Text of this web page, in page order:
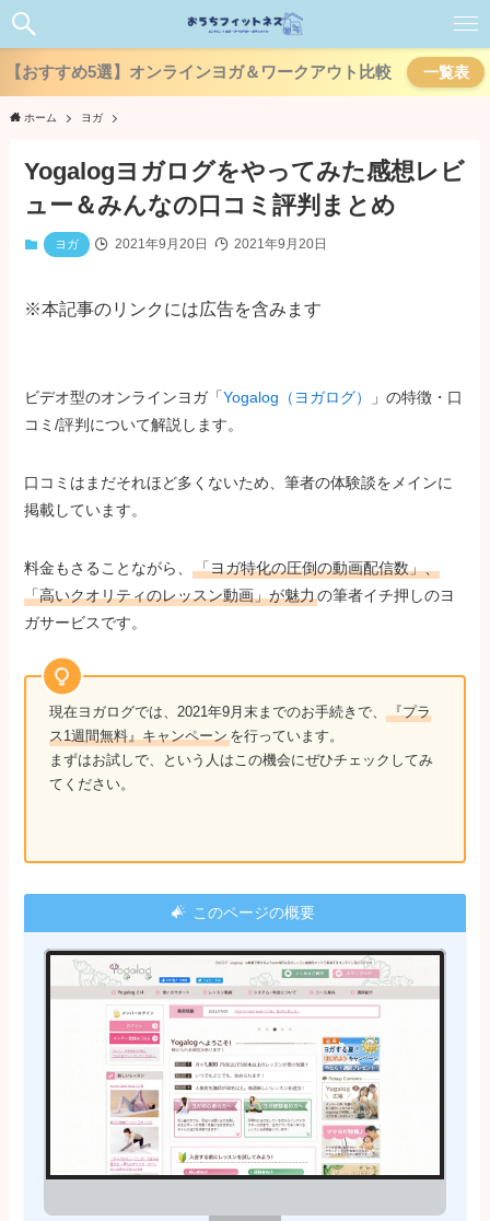
【おすすめ5選】オンラインヨガ＆ワークアウト比較 一覧表
ホーム ヨガ
Yogalogヨガログをやってみた感想レビ
ュー＆みんなの口コミ評判まとめ
ヨガ 2021年9月20日 2021年9月20日
※本記事のリンクには広告を含みます
ビデオ型のオンラインヨガ「Yogalog（ヨガログ）
」の特徴・口
コミ/評判について解説します。
口コミはまだそれほど多くないため、筆者の体験談をメインに
掲載しています。
料金もさることながら、「ヨガ特化の圧倒の動画配信数」、
「高いクオリティのレッスン動画」が魅力の筆者イチ押しのヨ
ガサービスです。
現在ヨガログでは、2021年9月末までのお手続きで、『プラ
ス1週間無料』キャンペーンを行っています。
まずはお試しで、という人はこの機会にぜひチェックしてみ
てください。
このページの概要